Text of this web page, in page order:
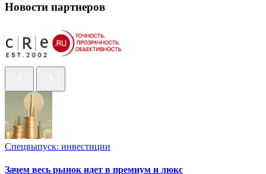
Новости партнеров
Спецвыпуск: инвестиции
Зачем весь рынок идет в премиум и люкс